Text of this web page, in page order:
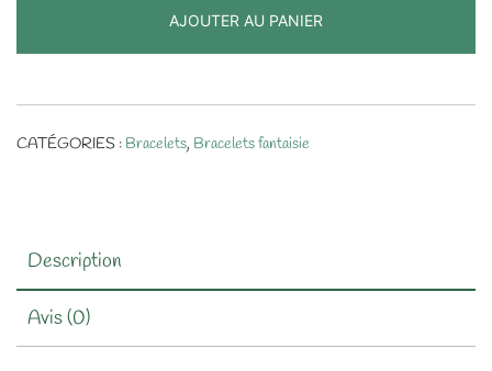
en
Grenat
AJOUTER AU PANIER
CATÉGORIES : Bracelets, Bracelets fantaisie
Description
Avis (0)